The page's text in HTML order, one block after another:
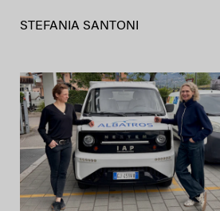
STEFANIA SANTONI